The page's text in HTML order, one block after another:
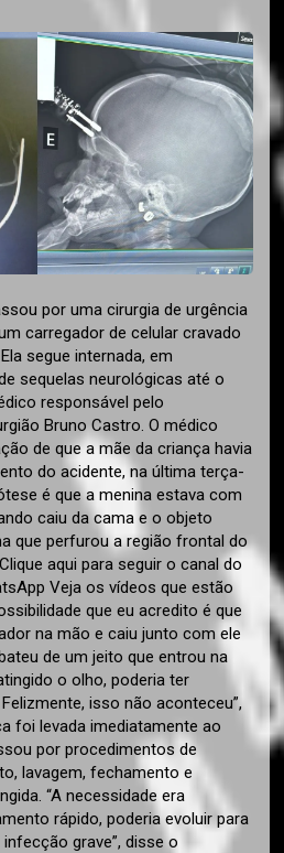
por uma cirurgia de urgência
carregador de celular cravado
segue internada, em
sequelas neurológicas até o
responsável pelo
Bruno Castro. O médico
de que a mãe da criança havia
do acidente, na última terça-
é que a menina estava com
caiu da cama e o objeto
que perfurou a região frontal do
aqui para seguir o canal do
Veja os vídeos que estão
que eu acredito é que
na mão e caiu junto com ele
de um jeito que entrou na
o olho, poderia ter
isso não aconteceu”,
foi levada imediatamente ao
por procedimentos de
lavagem, fechamento e
“A necessidade era
rápido, poderia evoluir para
grave”, disse o